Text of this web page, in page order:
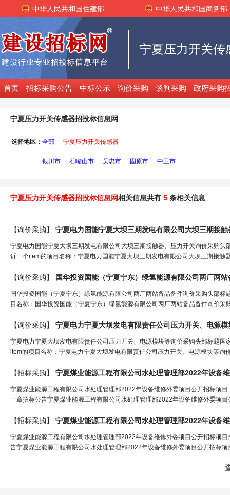
中华人民共和国住建部 中华人民共和国商务部
宁夏压力开关传
首页 招标采购公告 中标公示 询价采购 谈判采购 政府采购
宁夏压力开关传感器招投标信息网
选择地区： 全部 宁夏压力开关传感器
银川市 石嘴山市 吴忠市 固原市 中卫市
宁夏压力开关传感器招投标信息网相关信息共有 5 条相关信息
【询价采购】 宁夏电力国能宁夏大坝三期发电有限公司大坝三期接触
宁夏电力国能宁夏大坝三期发电有限公司大坝三期接触器、压力开关询价采购
诉一个item的项目名称：宁夏电力国能宁夏大坝三期发电有限公司大坝三期接触
【询价采购】 国华投资国能（宁夏宁东）绿氢能源有限公司两厂两
国华投资国能（宁夏宁东）绿氢能源有限公司两厂两站备品备件询价采购头部
目名称：国华投资国能（宁夏宁东）绿氢能源有限公司两厂两站备品备件询价
【询价采购】 宁夏电力宁夏大坝发电有限责任公司 压力开关、电源
宁夏电力宁夏大坝发电有限责任公司压力开关、电源模块等询价采购头部标题
item的项目名称：宁夏电力宁夏大坝发电有限责任公司压力开关、电源模块等询
【招标采购】 宁夏煤业能源工程有限公司水处理管理部2022年设备
宁夏煤业能源工程有限公司水处理管理部2022年设备维修外委项目公开招标项
一章招标公告宁夏煤业能源工程有限公司水处理管理部2022年设备维修外委项
【招标采购】 宁夏煤业能源工程有限公司水处理管理部2022年设备
宁夏煤业能源工程有限公司水处理管理部2022年设备维修外委项目公开招标项
告宁夏煤业能源工程有限公司水处理管理部2022年设备维修外委项目公开招标